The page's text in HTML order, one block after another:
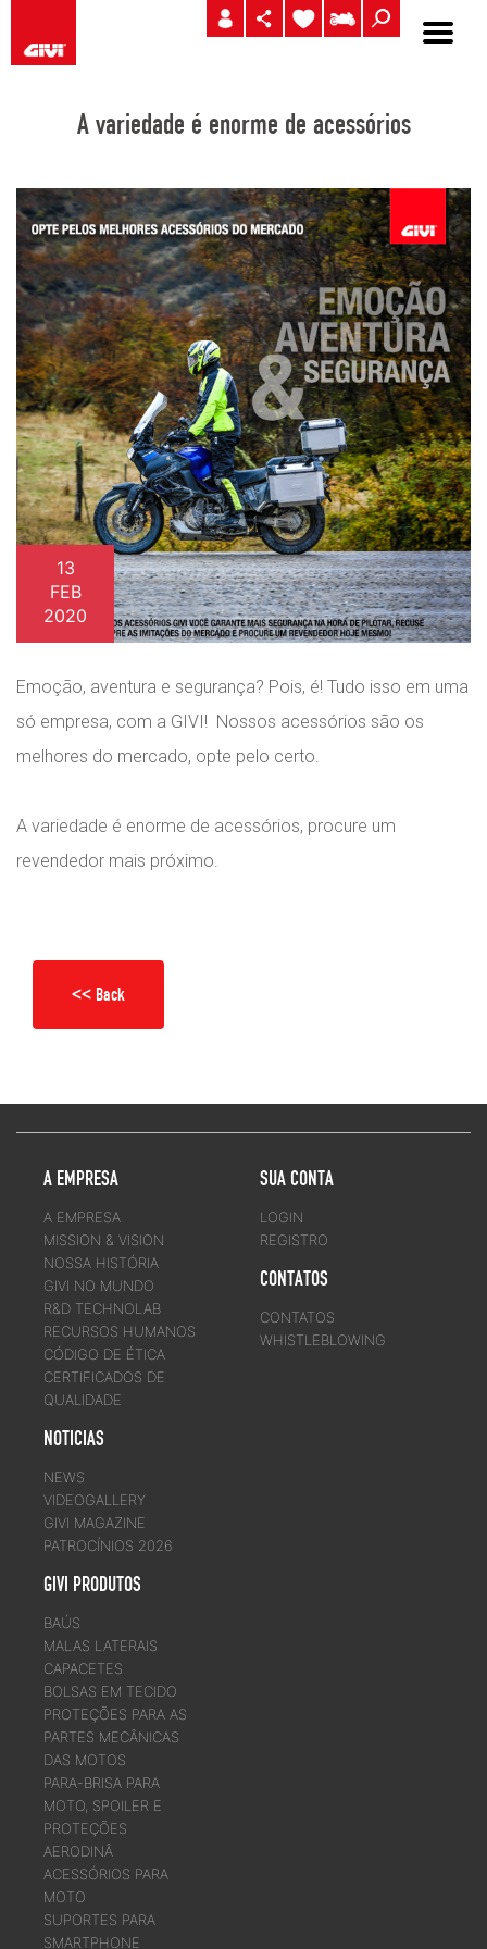
A variedade é enorme de acessórios
13
FEB
2020
Emoção, aventura e segurança? Pois, é! Tudo isso em uma
só empresa, com a GIVI! Nossos acessórios são os
melhores do mercado, opte pelo certo.
A variedade é enorme de acessórios, procure um
revendedor mais próximo.
<< Back
A EMPRESA
A EMPRESA
MISSION & VISION
NOSSA HISTÓRIA
GIVI NO MUNDO
R&D TECHNOLAB
RECURSOS HUMANOS
CÓDIGO DE ÉTICA
CERTIFICADOS DE
QUALIDADE
NOTICIAS
NEWS
VIDEOGALLERY
GIVI MAGAZINE
PATROCÍNIOS 2026
GIVI PRODUTOS
BAÚS
MALAS LATERAIS
CAPACETES
BOLSAS EM TECIDO
PROTEÇÕES PARA AS
PARTES MECÂNICAS
DAS MOTOS
PARA-BRISA PARA
MOTO, SPOILER E
PROTEÇÕES
AERODINÂ
ACESSÓRIOS PARA
MOTO
SUPORTES PARA
SMARTPHONE
SUA CONTA
LOGIN
REGISTRO
CONTATOS
CONTATOS
WHISTLEBLOWING